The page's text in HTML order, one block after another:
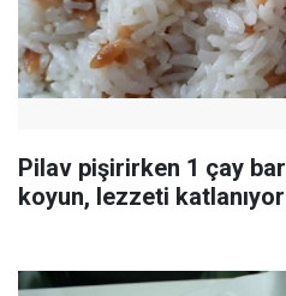
Pilav pişirirken 1 çay
koyun, lezzeti